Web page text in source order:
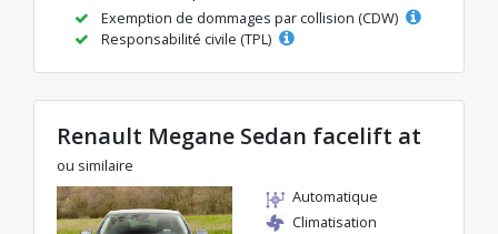
Exemption de dommages par collision (CDW)
Responsabilité civile (TPL)
Renault Megane Sedan facelift at
ou similaire
Automatique
Climatisation